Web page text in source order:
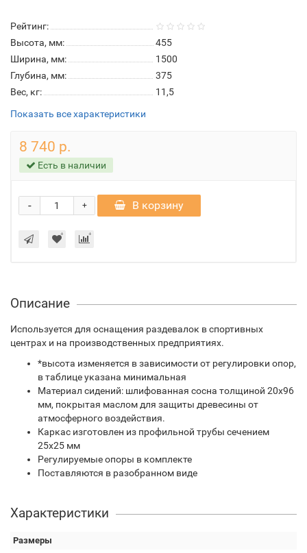
Рейтинг:
Высота, мм:
455
Ширина, мм:
1500
Глубина, мм:
375
Вес, кг:
11,5
Показать все характеристики
8 740 р.
Есть в наличии
+
- В корзину
Описание
Используется для оснащения раздевалок в спортивных
центрах и на производственных предприятиях.
*высота изменяется в зависимости от регулировки опор,
в таблице указана минимальная
Материал сидений: шлифованная сосна толщиной 20х96
мм, покрытая маслом для защиты древесины от
атмосферного воздействия.
Каркас изготовлен из профильной трубы сечением
25х25 мм
Регулируемые опоры в комплекте
Поставляются в разобранном виде
Характеристики
Размеры